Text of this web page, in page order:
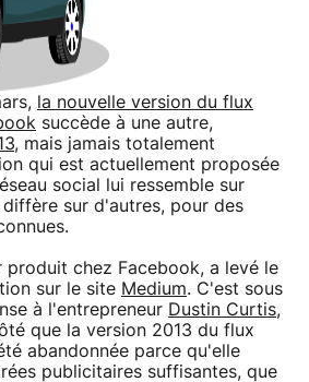
la nouvelle version du flux
succède à une autre,
, mais jamais totalement
qui est actuellement proposée
social lui ressemble sur
sur d'autres, pour des
produit chez Facebook, a levé le
sur le site Medium. C'est sous
à l'entrepreneur Dustin Curtis,
que la version 2013 du flux
abandonnée parce qu'elle
publicitaires suffisantes, que